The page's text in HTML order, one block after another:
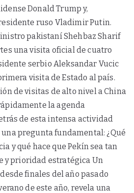
Donald Trump y,
ruso Vladimir Putin.
pakistaní Shehbaz Sharif
una visita oficial de cuatro
serbio Aleksandar Vucic
visita de Estado al país.
de visitas de alto nivel a China
la agenda
de esta intensa actividad
pregunta fundamental: ¿Qué
y qué hace que Pekín sea tan
y prioridad estratégica Un
finales del año pasado
de este año, revela una